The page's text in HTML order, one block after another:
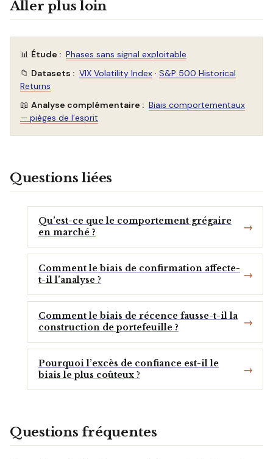
Aller plus loin
📊 Étude : Phases sans signal exploitable
📁 Datasets : VIX Volatility Index · S&P 500 Historical
Returns
📖 Analyse complémentaire : Biais comportementaux
— pièges de l’esprit
Questions liées
Qu’est-ce que le comportement grégaire
en marché ?
Comment le biais de confirmation affecte-
t-il l’analyse ?
Comment le biais de récence fausse-t-il la
construction de portefeuille ?
Pourquoi l’excès de confiance est-il le
biais le plus coûteux ?
Questions fréquentes